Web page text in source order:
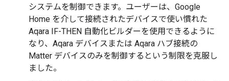
システムを制御できます。ユーザーは、Google
Home を介して接続されたデバイスで使い慣れた
Aqara IF-THEN 自動化ビルダーを使用できるように
なり、Aqara デバイスまたは Aqara ハブ接続の
Matter デバイスのみを制御するという制限を克服し
ました。